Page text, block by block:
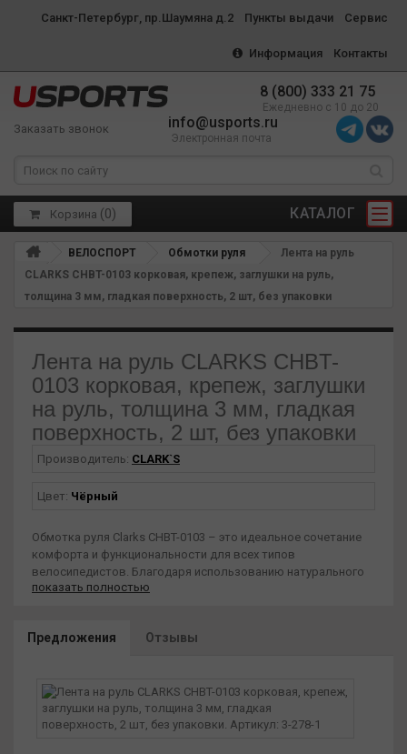
Санкт-Петербург, пр.Шаумяна д.2 Пункты выдачи Сервис
Информация Контакты
8 (800) 333 21 75
Ежедневно с 10 до 20
Заказать звонок info@usports.ru
Электронная почта
КАТАЛОГ
Корзина (0)
ВЕЛОСПОРТ Обмотки руля
Лента на руль
CLARKS CHBT-0103 корковая, крепеж, заглушки на руль,
толщина 3 мм, гладкая поверхность, 2 шт, без упаковки
Лента на руль CLARKS CHBT-
0103 корковая, крепеж, заглушки
на руль, толщина 3 мм, гладкая
поверхность, 2 шт, без упаковки
Производитель: CLARK`S
Цвет: Чёрный
Обмотка руля Clarks CHBT-0103 – это идеальное сочетание
комфорта и функциональности для всех типов
велосипедистов. Благодаря использованию натурального
пробкового материала, обмотка Clarks CHBT-0103
безопасной. Обмотка изготовлена из высококачественного
Пробка обеспечивает мягкость и комфорт, снижая вибрации
и удары, что делает поездки более приятными. Обмотка
руля Clarks CHBT-0103 обеспечивает надежное сцепление
показать полностью
Предложения Отзывы